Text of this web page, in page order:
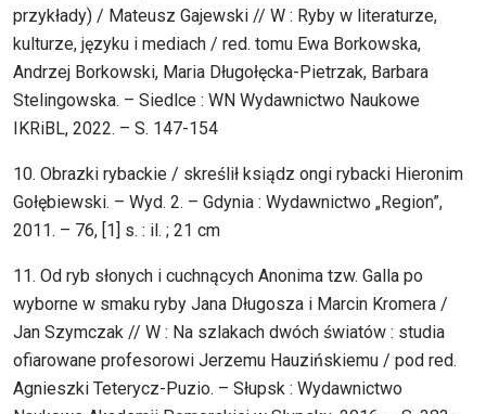
przykłady) / Mateusz Gajewski // W : Ryby w literaturze,
kulturze, języku i mediach / red. tomu Ewa Borkowska,
Andrzej Borkowski, Maria Długołęcka-Pietrzak, Barbara
Stelingowska. – Siedlce : WN Wydawnictwo Naukowe
IKRiBL, 2022. – S. 147-154
10. Obrazki rybackie / skreślił ksiądz ongi rybacki Hieronim
Gołębiewski. – Wyd. 2. – Gdynia : Wydawnictwo „Region”,
2011. – 76, [1] s. : il. ; 21 cm
11. Od ryb słonych i cuchnących Anonima tzw. Galla po
wyborne w smaku ryby Jana Długosza i Marcin Kromera /
Jan Szymczak // W : Na szlakach dwóch światów : studia
ofiarowane profesorowi Jerzemu Hauzińskiemu / pod red.
Agnieszki Teterycz-Puzio. – Słupsk : Wydawnictwo